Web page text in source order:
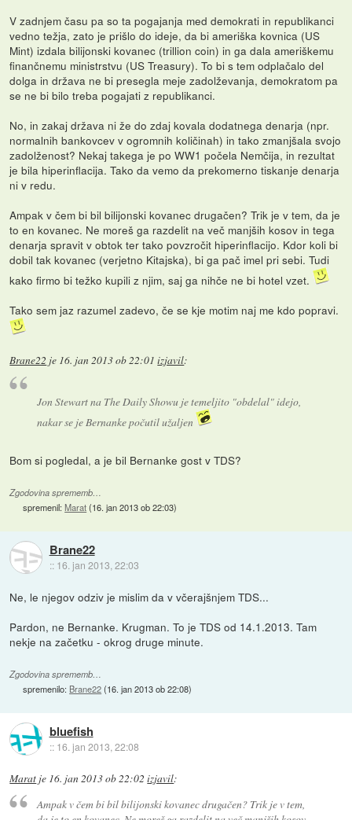
V zadnjem času pa so ta pogajanja med demokrati in republikanci
vedno težja, zato je prišlo do ideje, da bi ameriška kovnica (US
Mint) izdala bilijonski kovanec (trillion coin) in ga dala ameriškemu
finančnemu ministrstvu (US Treasury). To bi s tem odplačalo del
dolga in država ne bi presegla meje zadolževanja, demokratom pa
se ne bi bilo treba pogajati z republikanci.
No, in zakaj država ni že do zdaj kovala dodatnega denarja (npr.
normalnih bankovcev v ogromnih količinah) in tako zmanjšala svojo
zadolženost? Nekaj takega je po WW1 počela Nemčija, in rezultat
je bila hiperinflacija. Tako da vemo da prekomerno tiskanje denarja
ni v redu.
Ampak v čem bi bil bilijonski kovanec drugačen? Trik je v tem, da je
to en kovanec. Ne moreš ga razdelit na več manjših kosov in tega
denarja spravit v obtok ter tako povzročit hiperinflacijo. Kdor koli bi
dobil tak kovanec (verjetno Kitajska), bi ga pač imel pri sebi. Tudi
kako firmo bi težko kupili z njim, saj ga nihče ne bi hotel vzet.
Tako sem jaz razumel zadevo, če se kje motim naj me kdo popravi.
Brane22 je 16. jan 2013 ob 22:01 izjavil:
Jon Stewart na The Daily Showu je temeljito "obdelal" idejo,
nakar se je Bernanke počutil užaljen
Bom si pogledal, a je bil Bernanke gost v TDS?
Zgodovina sprememb…
spremenil:Marat(16. jan 2013 ob 22:03)
Brane22
:: 16. jan 2013, 22:03
Ne, le njegov odziv je mislim da v včerajšnjem TDS...
Pardon, ne Bernanke. Krugman. To je TDS od 14.1.2013. Tam
nekje na začetku - okrog druge minute.
Zgodovina sprememb…
spremenilo: Brane22(16. jan 2013 ob 22:08)
bluefish
:: 16. jan 2013, 22:08
Marat je 16. jan 2013 ob 22:02 izjavil:
Ampak v čem bi bil bilijonski kovanec drugačen? Trik je v tem,